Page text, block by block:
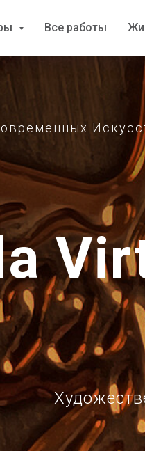
Все работы
Все работы